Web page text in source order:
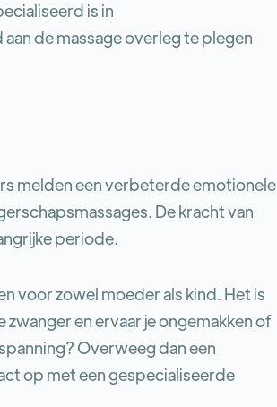
is in
de massage overleg te plegen
melden een verbeterde emotionele
De kracht van
periode.
voor zowel moeder als kind. Het is
zwanger en ervaar je ongemakken of
Overweeg dan een
op met een gespecialiseerde